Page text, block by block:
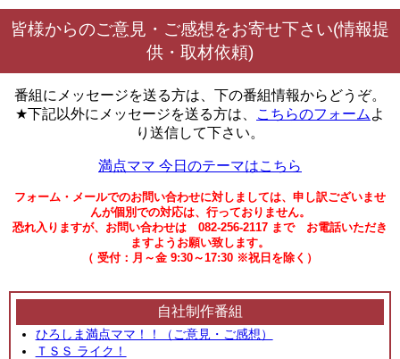
皆様からのご意見・ご感想をお寄せ下さい(情報提
供・取材依頼)
番組にメッセージを送る方は、下の番組情報からどうぞ。
★下記以外にメッセージを送る方は、
こちらのフォーム よ
り送信して下さい。
満点ママ 今日のテーマはこちら
フォーム・メールでのお問い合わせに対しましては、申し訳ございませ
んが個別での対応は、行っておりません。
恐れ入りますが、お問い合わせは 082-256-2117 まで お電話いただき
ますようお願い致します。
（ 受付：月～金 9:30～17:30 ※祝日を除く）
自社制作番組
ひろしま満点ママ！！（ご意見・ご感想）
ＴＳＳ ライク！